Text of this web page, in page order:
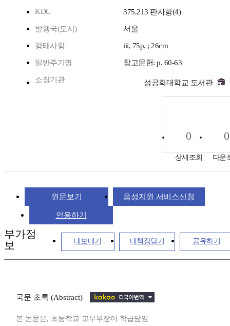
KDC
375.213 판사항(4)
발행국(도시) 서울
형태사항 iii, 75p. ; 26cm
일반주기명 참고문헌: p. 60-63
소장기관 성공회대학교 도서관
0
상세조회
0
다운
원문보기 음성지원 서비스신청
인용하기
내보내기 내책장담기 공유하기
부가정
보
국문 초록 (Abstract)
본 논문은, 초등학교 교무부장이 학급담임